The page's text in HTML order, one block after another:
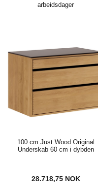
arbeidsdager
100 cm Just Wood Original
Underskab 60 cm i dybden
28.718,75 NOK